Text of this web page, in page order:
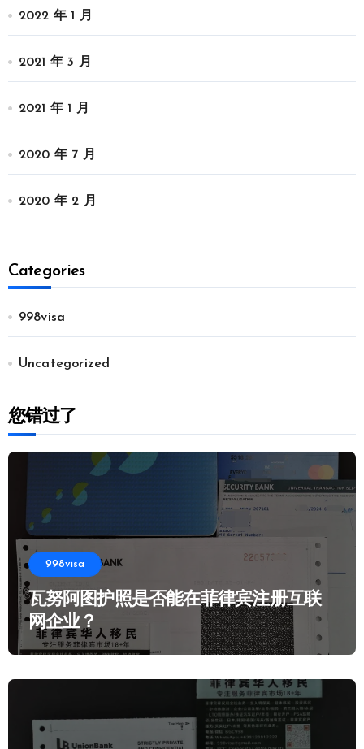
2022 年 1 月
2021 年 3 月
2021 年 1 月
2020 年 7 月
2020 年 2 月
Categories
998visa
Uncategorized
您错过了
998visa
瓦努阿图护照是否能在菲律宾注册互联
网企业？